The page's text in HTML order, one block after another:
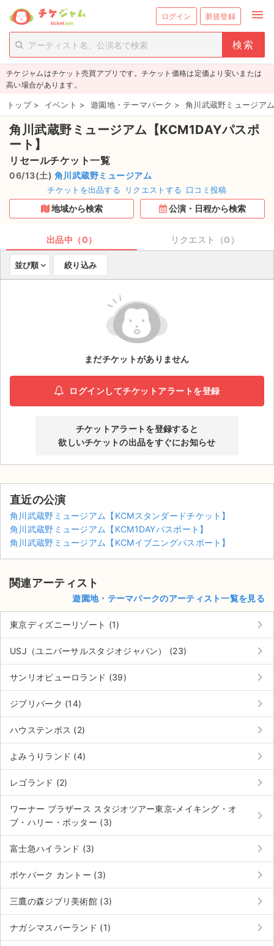
ログイン 新規登録 menu
person_add 新規会員登録
チケットを探す
新着チケット
値下げしたチケット
都道府県からチケットを探す
もうすぐ開催のチケット
チケットのリクエスト一覧
取扱チケット
ライブ・コンサート（国内）
ライブ・コンサート（海外）
演劇・ミュージカル
ご利用ガイド
ご利用ガイド
手数料・お支払い方法
よくある質問
お知らせ
サイト情報
チケットジャム運営会社
チケットジャム利用規約
プライバシーポリシー
特定商取引法に基づく表記
公演登録依頼
不正転売禁止法について
チケジャムはチケット売買アプリです。チケット価格は定価より安いまたは
高い場合があります。
トップ > イベント > 遊園地・テーマパーク > 角川武蔵野ミュージア
角川武蔵野ミュージアム【KCM1DAYパスポ
ート】
リセールチケット一覧
06/13(土) 角川武蔵野ミュージアム
チケットを出品する リクエストする 口コミ投稿
地域から検索 公演・日程から検索
出品中（0） リクエスト（0）
並び順 絞り込み
まだチケットがありません
ログインしてチケットアラートを登録
チケットアラートを登録すると
欲しいチケットの出品をすぐにお知らせ
直近の公演
角川武蔵野ミュージアム【KCMスタンダードチケット】
角川武蔵野ミュージアム【KCM1DAYパスポート】
角川武蔵野ミュージアム【KCMイブニングパスポート】
関連アーティスト
遊園地・テーマパークのアーティスト一覧を見る
東京ディズニーリゾート (1) keyboard_arrow_right
USJ（ユニバーサルスタジオジャパン） (23) keyboard_arrow_right
サンリオピューロランド (39) keyboard_arrow_right
ジブリパーク (14) keyboard_arrow_right
ハウステンボス (2) keyboard_arrow_right
よみうりランド (4) keyboard_arrow_right
レゴランド (2) keyboard_arrow_right
ワーナー ブラザース スタジオツアー東京‐メイキング・オ
ブ・ハリー・ポッター (3)
keyboard_arrow_right
富士急ハイランド (3) keyboard_arrow_right
ポケパーク カントー (3) keyboard_arrow_right
三鷹の森ジブリ美術館 (3) keyboard_arrow_right
ナガシマスパーランド (1) keyboard_arrow_right